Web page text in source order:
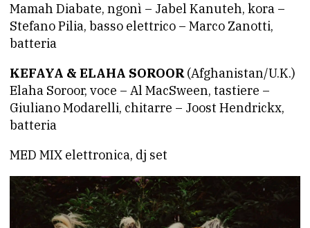
Mamah Diabate, ngonì – Jabel Kanuteh, kora –
Stefano Pilia, basso elettrico – Marco Zanotti,
batteria
KEFAYA & ELAHA SOROOR(Afghanistan/U.K.)
Elaha Soroor, voce – Al MacSween, tastiere –
Giuliano Modarelli, chitarre – Joost Hendrickx,
batteria
MED MIX elettronica, dj set